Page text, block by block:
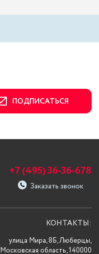
ПОДПИСАТЬСЯ
+7 (495) 36-36-678
Заказать звонок
КОНТАКТЫ:
улица Мира, 8Б, Люберцы,
Московская область, 140000